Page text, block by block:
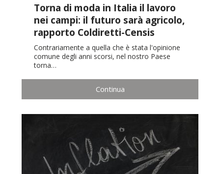
Torna di moda in Italia il lavoro
nei campi: il futuro sarà agricolo,
rapporto Coldiretti-Censis
Contrariamente a quella che è stata l'opinione
comune degli anni scorsi, nel nostro Paese
torna…
Continua